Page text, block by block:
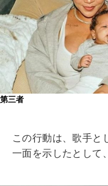
第三者
この行動は、歌手と
一面を示したとして